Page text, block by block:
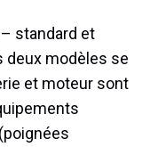
standard et
deux modèles se
et moteur sont